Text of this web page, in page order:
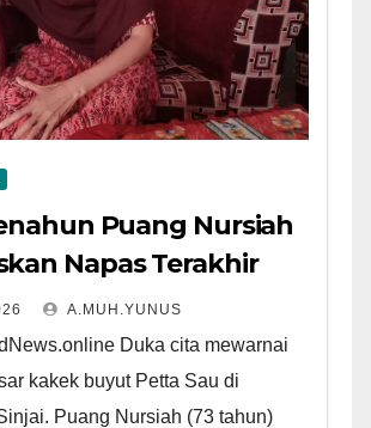
Puang Nursiah
Napas Terakhir
A.MUH.YUNUS
Duka cita mewarnai
kakek buyut Petta Sau di
Puang Nursiah (73 tahun)